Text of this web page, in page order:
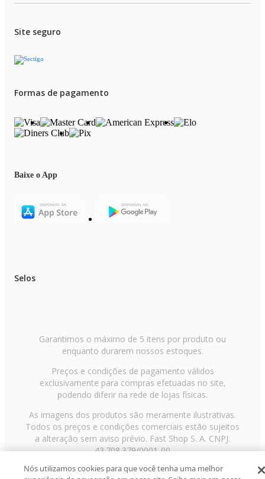
Site seguro
Formas de pagamento
Baixe o App
Selos
Garantimos o máximo de 5 itens por produto ou
enquanto durarem nossos estoques.
Preços e condições de pagamento válidos
exclusivamente para compras efetuadas no site,
podendo diferir na rede de lojas físicas.
As imagens dos produtos são meramente ilustrativas.
Todos os preços e condições comerciais estão sujeitos
a alteração sem aviso prévio. Fast Shop S. A. CNPJ:
43.708.379/0001-00
Avenida Zaki Narchi, nº 1650, sobreloja, Carandiru, São
Nós utilizamos cookies para que você tenha uma melhor